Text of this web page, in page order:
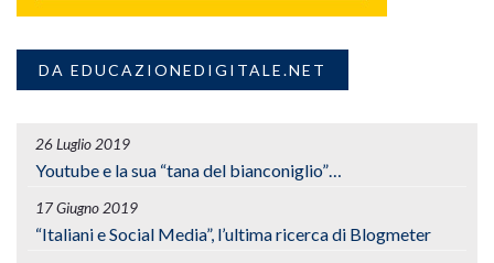
DA EDUCAZIONEDIGITALE.NET
26 Luglio 2019
Youtube e la sua “tana del bianconiglio”…
17 Giugno 2019
“Italiani e Social Media”, l’ultima ricerca di Blogmeter